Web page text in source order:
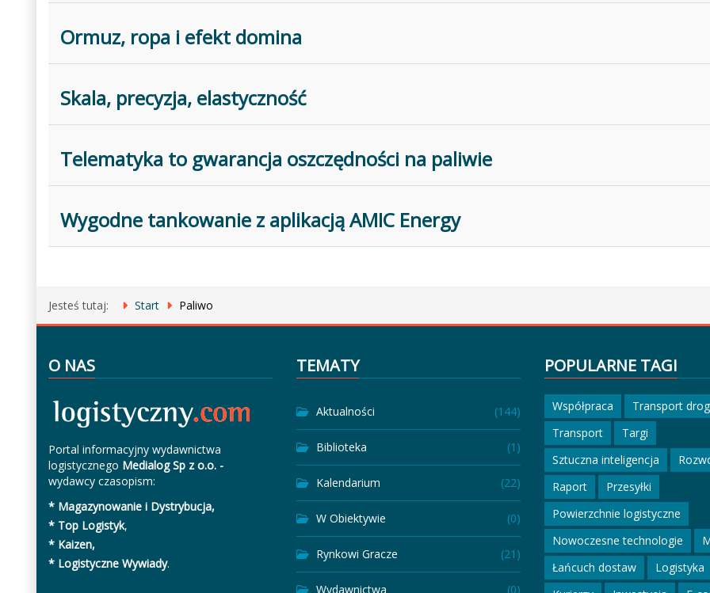
Ormuz, ropa i efekt domina
Skala, precyzja, elastyczność
Telematyka to gwarancja oszczędności na paliwie
Wygodne tankowanie z aplikacją AMIC Energy
Jesteś tutaj: Start Paliwo
O NAS
Portal informacyjny wydawnictwa
logistycznego Medialog Sp z o.o. -
wydawcy czasopism:
* Magazynowanie i Dystrybucja,
* Top Logistyk,
* Kaizen,
* Logistyczne Wywiady.
TEMATY
Aktualności (144)
Biblioteka (1)
Kalendarium (22)
W Obiektywie (0)
Rynkowi Gracze (21)
Wydawnictwa (0)
POPULARNE TAGI
Współpraca
Transport
Transport
Targi
Sztuczna inteligencja
Raport
Przesyłki
Powierzchnie logistyczne
Nowoczesne technologie
Łańcuch dostaw
Logistyka